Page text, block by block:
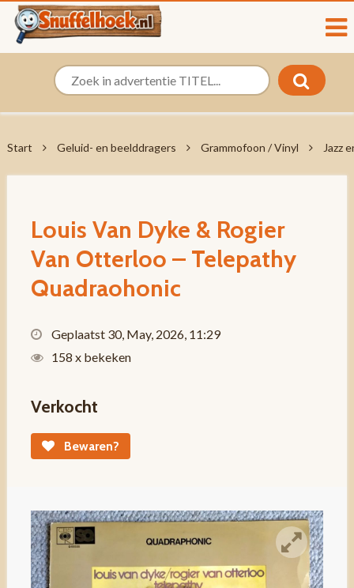
Start Geluid- en beelddragers Grammofoon / Vinyl Jazz
Louis Van Dyke & Rogier
Van Otterloo – Telepathy
Quadraohonic
Geplaatst 30, May, 2026, 11:29
158 x bekeken
Verkocht
Bewaren?